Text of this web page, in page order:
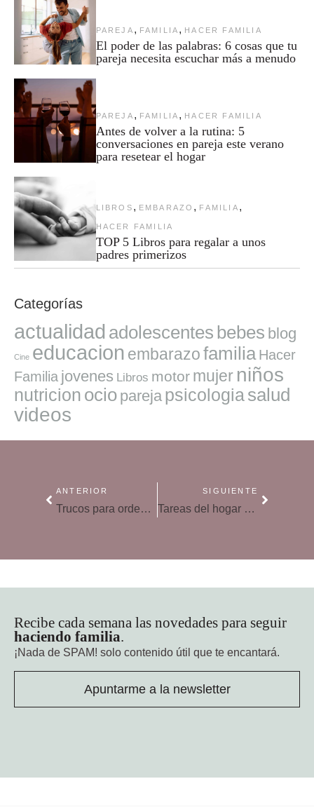
PAREJA , FAMILIA , HACER FAMILIA
El poder de las palabras: 6 cosas que tu
pareja necesita escuchar más a menudo
PAREJA , FAMILIA , HACER FAMILIA
Antes de volver a la rutina: 5
conversaciones en pareja este verano
para resetear el hogar
LIBROS , EMBARAZO , FAMILIA ,
HACER FAMILIA
TOP 5 Libros para regalar a unos
padres primerizos
Categorías
actualidad adolescentes bebes blog
Cine educacion embarazofamilia Hacer
Familia jovenes Libros motor mujer niños
nutricion ocio pareja psicologiasalud
videos
ANTERIOR
Trucos para ordenar los libros en casa y en las habitaciones de los niños
SIGUIENTE
Tareas del hogar en verano: un excelente camino a la autonomía
Recibe cada semana las novedades para seguir
haciendo familia.
¡Nada de SPAM! solo contenido útil que te encantará.
Apuntarme a la newsletter